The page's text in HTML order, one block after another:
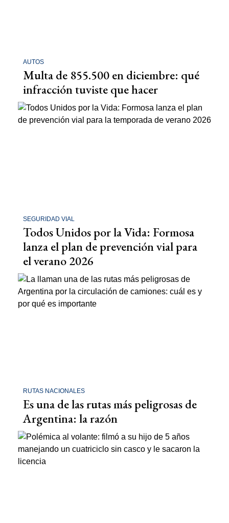
AUTOS
Multa de 855.500 en diciembre: qué
infracción tuviste que hacer
SEGURIDAD VIAL
Todos Unidos por la Vida: Formosa
lanza el plan de prevención vial para
el verano 2026
RUTAS NACIONALES
Es una de las rutas más peligrosas de
Argentina: la razón